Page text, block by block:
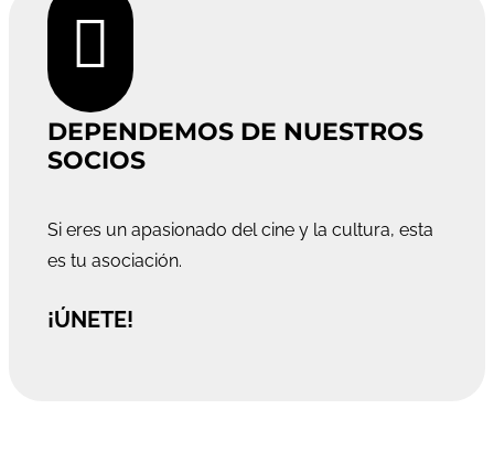

DEPENDEMOS DE NUESTROS
SOCIOS
Si eres un apasionado del cine y la cultura, esta
es tu asociación.
¡ÚNETE!